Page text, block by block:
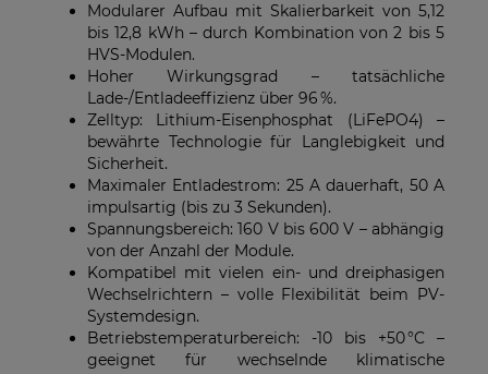
Modularer Aufbau mit Skalierbarkeit von 5,12
bis 12,8 kWh – durch Kombination von 2 bis 5
HVS-Modulen.
Hoher Wirkungsgrad – tatsächliche
Lade-/Entladeeffizienz über 96 %.
Zelltyp: Lithium-Eisenphosphat (LiFePO4) –
bewährte Technologie für Langlebigkeit und
Sicherheit.
Maximaler Entladestrom: 25 A dauerhaft, 50 A
impulsartig (bis zu 3 Sekunden).
Spannungsbereich: 160 V bis 600 V – abhängig
von der Anzahl der Module.
Kompatibel mit vielen ein- und dreiphasigen
Wechselrichtern – volle Flexibilität beim PV-
Systemdesign.
Betriebstemperaturbereich: -10 bis +50 °C –
geeignet für wechselnde klimatische